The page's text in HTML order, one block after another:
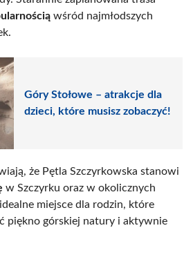
wśród najmłodszych
Góry Stołowe – atrakcje dla
dzieci, które musisz zobaczyć!
że Pętla Szczyrkowska stanowi
w Szczyrku oraz w okolicznych
miejsce dla rodzin, które
piękno górskiej natury i aktywnie